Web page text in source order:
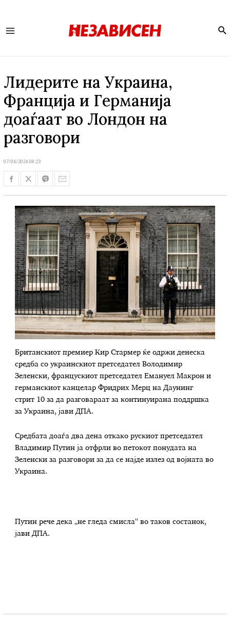
Лидерите на Украина,
Франција и Германија
доаѓаат во Лондон на
разговори
07/06/2026 08:23
Британскиот премиер Кир Стармер ќе одржи денеска
средба со украинскиот претседател Володимир
Зеленски, францускиот претседател Емануел Макрон и
германскиот канцелар Фридрих Мерц на Даунинг
стрит 10 за да разговараат за континуирана поддршка
за Украина, јави ДПА.
Средбата доаѓа два дена откако рускиот претседател
Владимир Путин ја отфрли во петокот понудата на
Зеленски за разговори за да се најде излез од војната во
Украина.
Путин рече дека „не гледа смисла“ во таков состанок,
јави ДПА.